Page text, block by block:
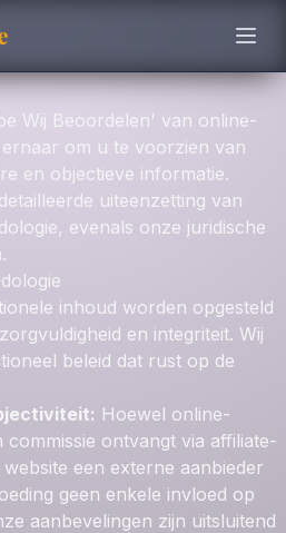
Wij Beoordelen' van online-
om u te voorzien van
en objectieve informatie.
uiteenzetting van
evenals onze juridische
inhoud worden opgesteld
en integriteit. Wij
beleid dat rust op de
Hoewel online-
commissie ontvangt via affiliate-
een externe aanbieder
geen enkele invloed op
aanbevelingen zijn uitsluitend